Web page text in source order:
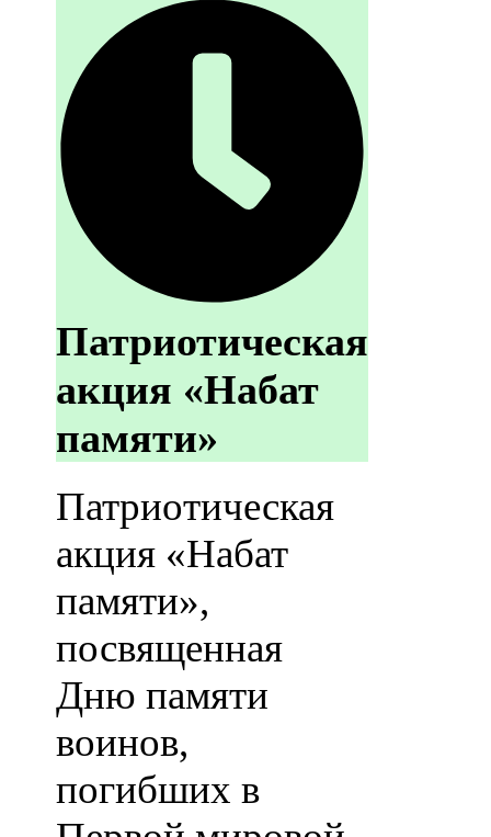
Патриотическая
акция «Набат
памяти»
Патриотическая
акция «Набат
памяти»,
посвященная
Дню памяти
воинов,
погибших в